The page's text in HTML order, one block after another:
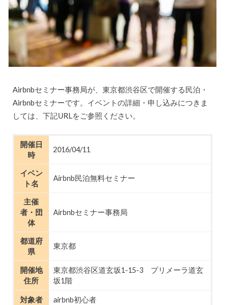
Airbnbセミナー事務局が、東京都渋谷区で開催する民泊・
Airbnbセミナーです。イベントの詳細・申し込みにつきま
しては、下記URLをご参照ください。
開催日
時
2016/04/11
イベン
ト名
Airbnb民泊無料セミナー
主催
者・団
体
Airbnbセミナー事務局
都道府
県
東京都
開催地
住所
東京都渋谷区道玄坂1-15-3 プリメーラ道玄
坂1階
対象者 airbnb初心者